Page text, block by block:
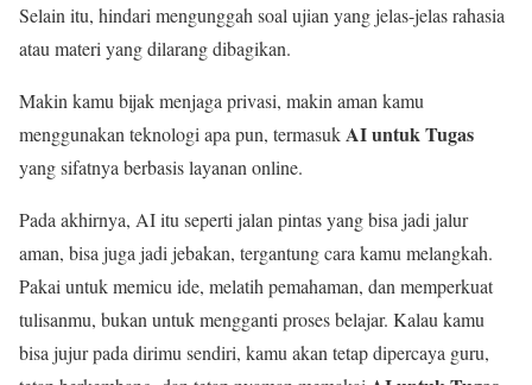
Selain itu, hindari mengunggah soal ujian yang jelas-jelas rahasia
atau materi yang dilarang dibagikan.
Makin kamu bijak menjaga privasi, makin aman kamu
menggunakan teknologi apa pun, termasukAI untuk Tugas
yang sifatnya berbasis layanan online.
Pada akhirnya, AI itu seperti jalan pintas yang bisa jadi jalur
aman, bisa juga jadi jebakan, tergantung cara kamu melangkah.
Pakai untuk memicu ide, melatih pemahaman, dan memperkuat
tulisanmu, bukan untuk mengganti proses belajar. Kalau kamu
bisa jujur pada dirimu sendiri, kamu akan tetap dipercaya guru,